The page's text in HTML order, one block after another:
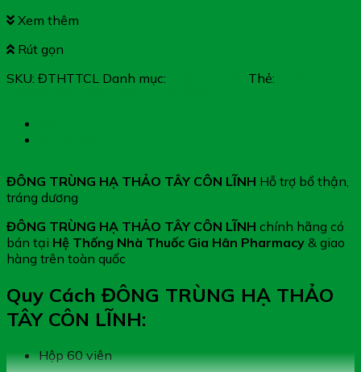
Xem thêm
Rút gọn
SKU: ĐTHTTCL Danh mục: Thẻ:
ĐÔNG TRÙNG HẠ THẢO TÂY CÔN LĨNH Hỗ trợ bổ thận,
tráng dương
ĐÔNG TRÙNG HẠ THẢO TÂY CÔN LĨNH chính hãng có
bán tại Hệ Thống Nhà Thuốc Gia Hân Pharmacy & giao
hàng trên toàn quốc
Quy Cách ĐÔNG TRÙNG HẠ THẢO
TÂY CÔN LĨNH:
Hộp 60 viên